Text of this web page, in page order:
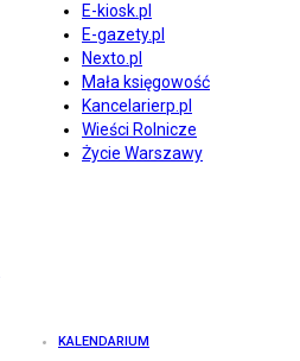
E-kiosk.pl
E-gazety.pl
Nexto.pl
Mała księgowość
Kancelarierp.pl
Wieści Rolnicze
Życie Warszawy
KALENDARIUM